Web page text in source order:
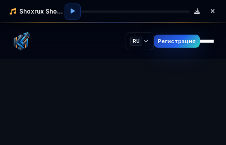
Shoxrux Shodmonov
RU Регистрация